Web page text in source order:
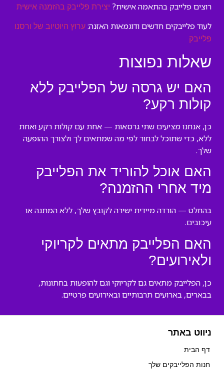
רוצים פלייבק בהתאמה אישית? יצירת פלייבק בהזמנה אישית
לעוד פלייבקים חדשים ודוגמאות האזנה: ערוץ היוטיוב של ורסנו
פלייבק
שאלות נפוצות
האם יש גרסה של הפלייבק ללא
קולות רקע?
כן, אנחנו מציעים שתי גרסאות — אחת עם קולות רקע ואחת
ללא, כדי שתוכל לבחור לפי מה שמתאים לך ולצורך ההופעה
שלך.
האם אוכל להוריד את הפלייבק
מיד אחרי ההזמנה?
בהחלט — הורדה מיידית ישירה לקובץ שלך, ללא המתנה או
עיכובים.
האם הפלייבק מתאים לקריוקי
ולאירועים?
כן, הפלייבק מתאים גם לקריוקי וגם להופעות בחתונות,
בבארים, בארועים תרבותיים ובאירועים פרטיים.
ניווט באתר
דף הבית
חנות הפלייבקים שלך